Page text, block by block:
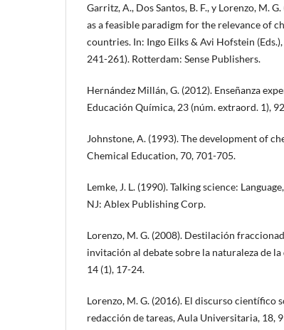
Garritz, A., Dos Santos, B. F., y Lorenzo, M.
as a feasible paradigm for the relevance of
countries. In: Ingo Eilks & Avi Hofstein
241-261). Rotterdam: Sense Publishers.
Hernández Millán, G. (2012). Enseñanza
Educación Química, 23 (núm. extraord. 1),
Johnstone, A. (1993). The development of
Chemical Education, 70, 701-705.
Lemke, J. L. (1990). Talking science:
NJ: Ablex Publishing Corp.
Lorenzo, M. G. (2008). Destilación
invitación al debate sobre la naturaleza de
14 (1), 17-24.
Lorenzo, M. G. (2016). El discurso científico
redacción de tareas, Aula Universitaria, 18,